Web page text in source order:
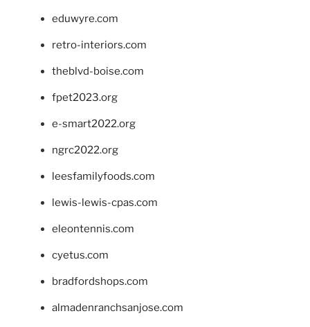
eduwyre.com
retro-interiors.com
theblvd-boise.com
fpet2023.org
e-smart2022.org
ngrc2022.org
leesfamilyfoods.com
lewis-lewis-cpas.com
eleontennis.com
cyetus.com
bradfordshops.com
almadenranchsanjose.com